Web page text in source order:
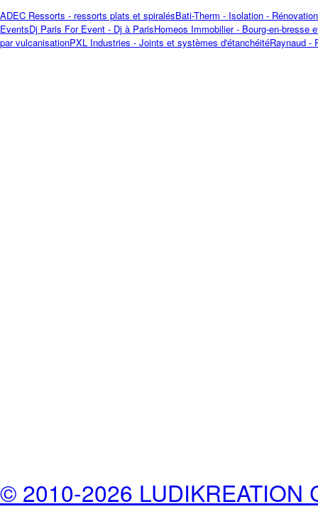
ADEC Ressorts - ressorts plats et spiralésBati-Therm - Isolation - Rénovation
EventsDj Paris For Event - Dj à ParisHomeos Immobilier - Bourg-en-bresse
par vulcanisationPXL Industries - Joints et systèmes d'étanchéitéRaynaud -
© 2010-2026 LUDIKREATION